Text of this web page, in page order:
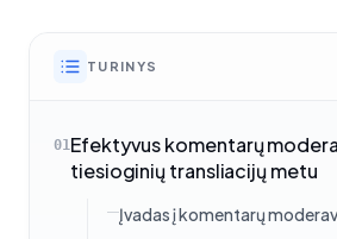
TURINYS
01Efektyvus komentarų
tiesioginių transliacijų metu
Įvadas į komentarų